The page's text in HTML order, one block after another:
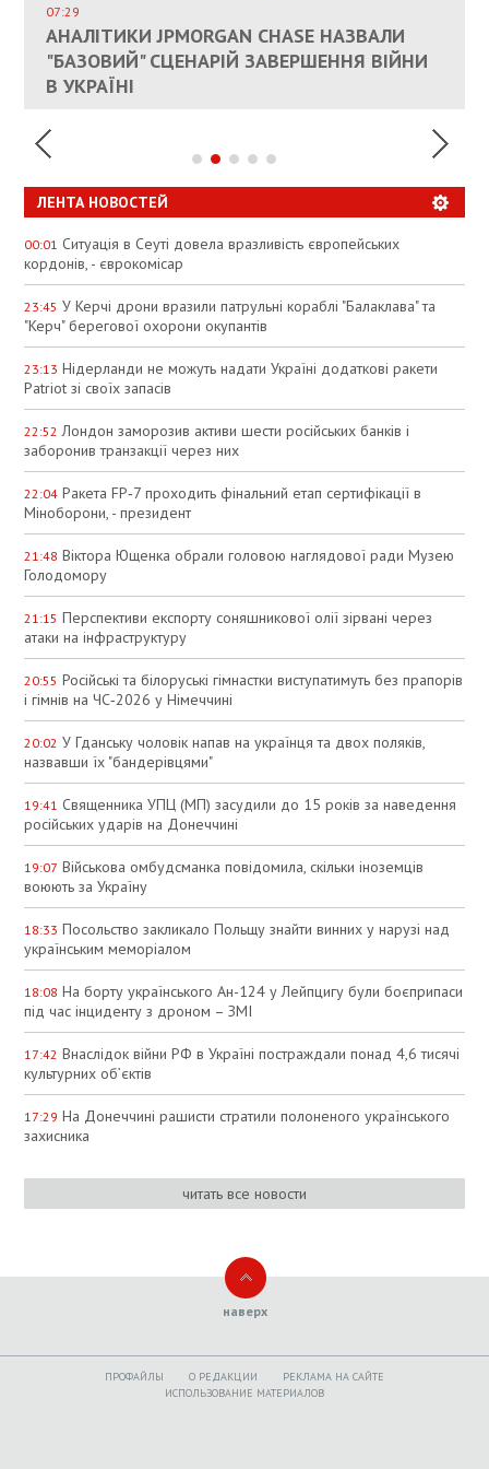
КАНДИДАТ В ПРЕМЬЕРЫ ПОЛЬШИ ПРИЗВАЛ
ЕС ПРЕКРАТИТЬ ВОЕННУЮ ПОМОЩЬ
УКРАИНЕ
07:29
АНАЛІТИКИ JPMORGAN CHASE НАЗВАЛИ
"БАЗОВИЙ" СЦЕНАРІЙ ЗАВЕРШЕННЯ ВІЙНИ
В УКРАЇНІ
СОСТОИТСЯ В БЛИЖАЙШЕЕ ВРЕМЯ, –
РЮТТЕ
ПАЛИВНИЙ РИНОК РОЗІГРІЛИ ШТУЧНО:
АНАЛІТИКИ ЗВИНУВАТИЛИ АЗС У
СПЕКУЛЯЦІЇ
ЛЕНТА НОВОСТЕЙ
00:01 Ситуація в Сеуті довела вразливість європейських
кордонів, - єврокомісар
23:45 У Керчі дрони вразили патрульні кораблі "Балаклава" та
"Керч" берегової охорони окупантів
23:13 Нідерланди не можуть надати Україні додаткові ракети
Patriot зі своїх запасів
22:52 Лондон заморозив активи шести російських банків і
заборонив транзакції через них
22:04 Ракета FP‑7 проходить фінальний етап сертифікації в
Міноборони, - президент
21:48 Віктора Ющенка обрали головою наглядової ради Музею
Голодомору
21:15 Перспективи експорту соняшникової олії зірвані через
атаки на інфраструктуру
20:55 Російські та білоруські гімнастки виступатимуть без прапорів
і гімнів на ЧС‑2026 у Німеччині
20:02 У Гданську чоловік напав на українця та двох поляків,
назвавши їх "бандерівцями"
19:41 Священника УПЦ (МП) засудили до 15 років за наведення
російських ударів на Донеччині
19:07 Військова омбудсманка повідомила, скільки іноземців
воюють за Україну
18:33 Посольство закликало Польщу знайти винних у нарузі над
українським меморіалом
18:08 На борту українського Ан-124 у Лейпцигу були боєприпаси
під час інциденту з дроном – ЗМІ
17:42 Внаслідок війни РФ в Україні постраждали понад 4,6 тисячі
культурних об’єктів
17:29 На Донеччині рашисти стратили полоненого українського
захисника
читать все новости
наверх
ПРОФАЙЛЫ O РЕДАКЦИИ
РЕКЛАМА НА САЙТЕ
ИСПОЛЬЗОВАНИЕ МАТЕРИАЛОВ